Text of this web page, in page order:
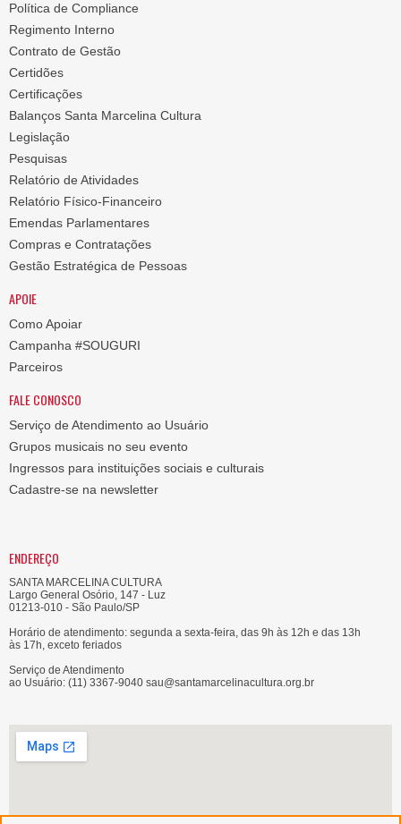
Política de Compliance
Regimento Interno
Contrato de Gestão
Certidões
Certificações
Balanços Santa Marcelina Cultura
Legislação
Pesquisas
Relatório de Atividades
Relatório Físico-Financeiro
Emendas Parlamentares
Compras e Contratações
Gestão Estratégica de Pessoas
APOIE
Como Apoiar
Campanha #SOUGURI
Parceiros
FALE CONOSCO
Serviço de Atendimento ao Usuário
Grupos musicais no seu evento
Ingressos para instituições sociais e culturais
Cadastre-se na newsletter
ENDEREÇO
SANTA MARCELINA CULTURA
Largo General Osório, 147 - Luz
01213-010 - São Paulo/SP
Horário de atendimento: segunda a sexta-feira, das 9h às 12h e das 13h
às 17h, exceto feriados
Serviço de Atendimento
ao Usuário: (11) 3367-9040 sau@santamarcelinacultura.org.br